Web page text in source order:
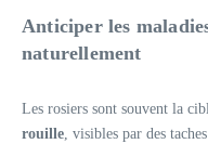
Anticiper les
naturellement
Les rosiers sont souvent la
rouille, visibles par des